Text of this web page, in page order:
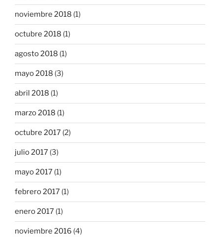
noviembre 2018 (1)
octubre 2018 (1)
agosto 2018 (1)
mayo 2018 (3)
abril 2018 (1)
marzo 2018 (1)
octubre 2017 (2)
julio 2017 (3)
mayo 2017 (1)
febrero 2017 (1)
enero 2017 (1)
noviembre 2016 (4)